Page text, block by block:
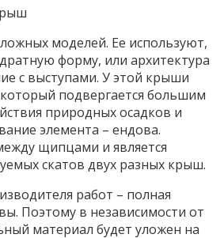
моделей. Ее используют,
форму, или архитектура
с выступами. У этой крыши
подвергается большим
природных осадков и
элемента – ендова.
щипцами и является
скатов двух разных крыш.
работ – полная
Поэтому в независимости от
материал будет уложен на